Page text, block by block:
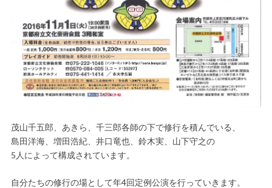
茂山千五郎、あきら、千三郎各師の下で修行を積んでいる、
島田洋海、増田浩紀、井口竜也、鈴木実、山下守之の
5人によって構成されています。
自分たちの修行の場として年4回定例公演を行っていきます。